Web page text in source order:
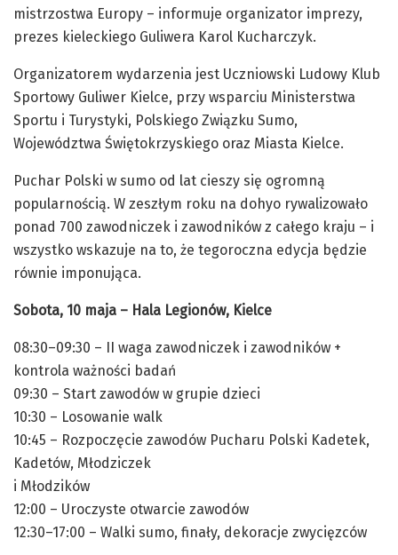
mistrzostwa Europy – informuje organizator imprezy,
prezes kieleckiego Guliwera Karol Kucharczyk.
Organizatorem wydarzenia jest Uczniowski Ludowy Klub
Sportowy Guliwer Kielce, przy wsparciu Ministerstwa
Sportu i Turystyki, Polskiego Związku Sumo,
Województwa Świętokrzyskiego oraz Miasta Kielce.
Puchar Polski w sumo od lat cieszy się ogromną
popularnością. W zeszłym roku na dohyo rywalizowało
ponad 700 zawodniczek i zawodników z całego kraju – i
wszystko wskazuje na to, że tegoroczna edycja będzie
równie imponująca.
Sobota, 10 maja – Hala Legionów, Kielce
08:30–09:30 – II waga zawodniczek i zawodników +
kontrola ważności badań
09:30 – Start zawodów w grupie dzieci
10:30 – Losowanie walk
10:45 – Rozpoczęcie zawodów Pucharu Polski Kadetek,
Kadetów, Młodziczek
i Młodzików
12:00 – Uroczyste otwarcie zawodów
12:30–17:00 – Walki sumo, finały, dekoracje zwycięzców